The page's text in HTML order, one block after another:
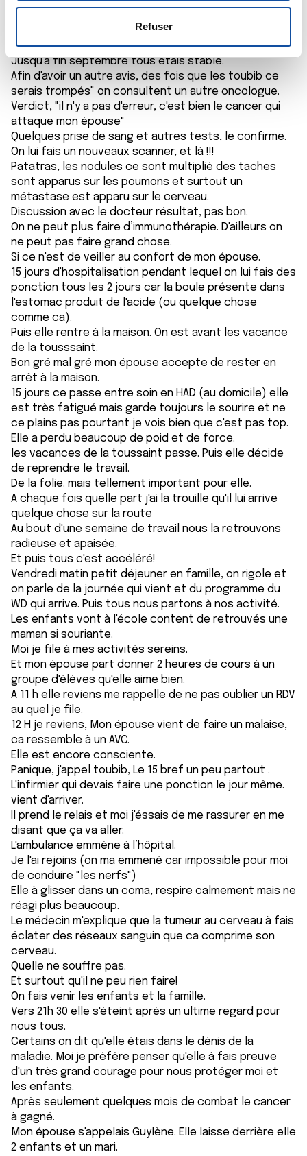
votre consentement à tout moment à partir de la
déclaration sur les cookies.
Les cookies nous permettent de personnaliser le contenu
et les annonces, d'offrir des fonctionnalités relatives aux
médias sociaux et d'analyser notre trafic. Nous
partageons également des informations sur l'utilisation de
notre site avec nos partenaires de médias sociaux, de
publicité et d'analyse, qui peuvent combiner celles-ci
avec d'autres informations que vous leur avez fournies
ou qu'ils ont collectées lors de votre utilisation de leurs
services.
t
m
Refuser
On as pu passer de superbe vacances tous ensemble
sans soucies. A crus a une rémission.
Jusqu'à fin septembre tous étais stable.
Afin d'avoir un autre avis, des fois que les toubib ce
serais trompés" on consultent un autre oncologue.
Verdict, "il n'y a pas d'erreur, c'est bien le cancer qui
attaque mon épouse"
Quelques prise de sang et autres tests, le confirme.
On lui fais un nouveaux scanner, et là !!!
Patatras, les nodules ce sont multiplié des taches
sont apparus sur les poumons et surtout un
métastase est apparu sur le cerveau.
Discussion avec le docteur résultat, pas bon.
On ne peut plus faire d’immunothérapie. D'ailleurs on
ne peut pas faire grand chose.
Si ce n'est de veiller au confort de mon épouse.
15 jours d'hospitalisation pendant lequel on lui fais des
ponction tous les 2 jours car la boule présente dans
l'estomac produit de l'acide (ou quelque chose
comme ca).
Puis elle rentre à la maison. On est avant les vacance
de la tousssaint.
Bon gré mal gré mon épouse accepte de rester en
arrêt à la maison.
15 jours ce passe entre soin en HAD (au domicile) elle
est très fatigué mais garde toujours le sourire et ne
ce plains pas pourtant je vois bien que c'est pas top.
Elle a perdu beaucoup de poid et de force.
les vacances de la toussaint passe. Puis elle décide
de reprendre le travail.
De la folie. mais tellement important pour elle.
A chaque fois quelle part j'ai la trouille qu'il lui arrive
quelque chose sur la route
Au bout d'une semaine de travail nous la retrouvons
radieuse et apaisée.
Et puis tous c'est accéléré!
Vendredi matin petit déjeuner en famille, on rigole et
on parle de la journée qui vient et du programme du
WD qui arrive. Puis tous nous partons à nos activité.
Les enfants vont à l'école content de retrouvés une
maman si souriante.
Moi je file à mes activités sereins.
Et mon épouse part donner 2 heures de cours à un
groupe d'élèves qu'elle aime bien.
A 11 h elle reviens me rappelle de ne pas oublier un RDV
au quel je file.
12 H je reviens, Mon épouse vient de faire un malaise,
ca ressemble à un AVC.
Elle est encore consciente.
Panique, j'appel toubib, Le 15 bref un peu partout .
L'infirmier qui devais faire une ponction le jour même.
vient d'arriver.
Il prend le relais et moi j'éssais de me rassurer en me
disant que ça va aller.
L'ambulance emmène à l’hôpital.
Je l'ai rejoins (on ma emmené car impossible pour moi
de conduire "les nerfs")
Elle à glisser dans un coma, respire calmement mais ne
réagi plus beaucoup.
Le médecin m'explique que la tumeur au cerveau à fais
éclater des réseaux sanguin que ca comprime son
cerveau.
Quelle ne souffre pas.
Et surtout qu'il ne peu rien faire!
On fais venir les enfants et la famille.
Vers 21h 30 elle s'éteint après un ultime regard pour
nous tous.
Certains on dit qu'elle étais dans le dénis de la
maladie. Moi je préfère penser qu'elle à fais preuve
d'un très grand courage pour nous protéger moi et
les enfants.
Après seulement quelques mois de combat le cancer
à gagné.
Mon épouse s'appelais Guylène. Elle laisse derrière elle
2 enfants et un mari.